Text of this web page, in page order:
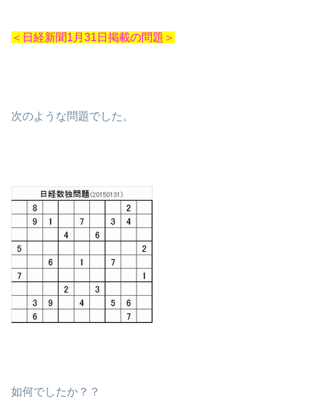
＜日経新聞1月31日掲載の問題＞
次のような問題でした。
如何でしたか？？